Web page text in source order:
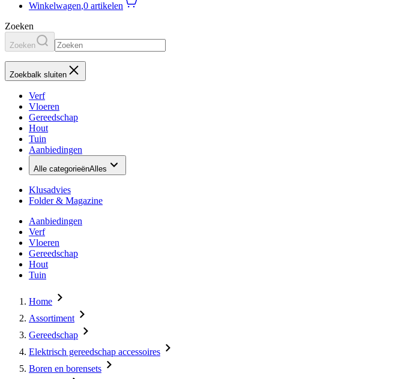
Winkelwagen,0 artikelen
Zoeken
Zoeken
Zoekbalk sluiten
Verf
Vloeren
Gereedschap
Hout
Tuin
Aanbiedingen
Alle categorieënAlles
Klusadvies
Folder & Magazine
Aanbiedingen
Verf
Vloeren
Gereedschap
Hout
Tuin
Home
Assortiment
Gereedschap
Elektrisch gereedschap accessoires
Boren en borensets